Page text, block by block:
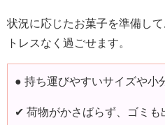
状況に応じたお菓子を準備し
トレスなく過ごせます。
● 持ち運びやすいサイズや小
✔ 荷物がかさばらず、ゴミも